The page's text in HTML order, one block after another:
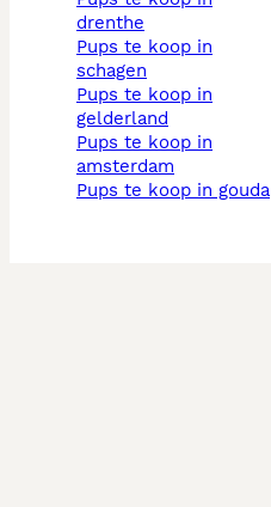
drenthe
pups te koop in
schagen
pups te koop in
gelderland
pups te koop in
amsterdam
pups te koop in gouda